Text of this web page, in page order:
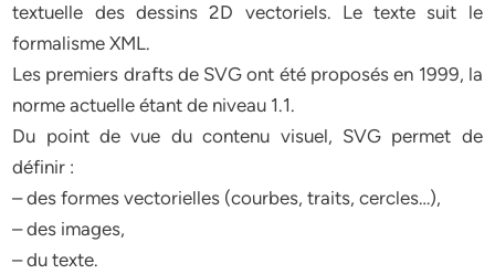
textuelle des dessins 2D vectoriels. Le texte suit le
formalisme XML.
Les premiers drafts de SVG ont été proposés en 1999, la
norme actuelle étant de niveau 1.1.
Du point de vue du contenu visuel, SVG permet de
définir :
– des formes vectorielles (courbes, traits, cercles…),
– des images,
– du texte.